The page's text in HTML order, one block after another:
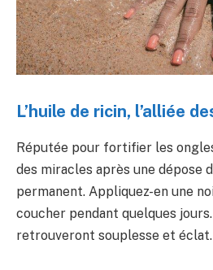
L’huile de ricin, l’alliée
Réputée pour fortifier les
des miracles après une dépose
permanent. Appliquez-en une
coucher pendant quelques
retrouveront souplesse et éclat.